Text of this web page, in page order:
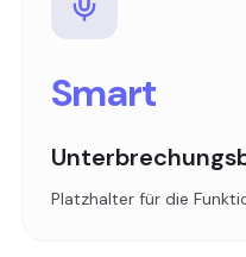
Smart
Platzhalter für die